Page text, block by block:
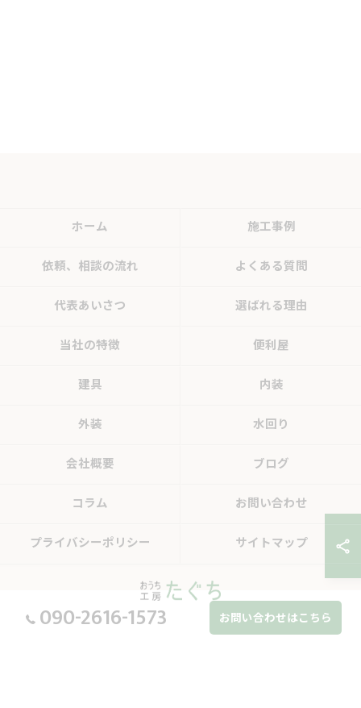
090-2616-1573 お問い合わせはこちら
ホーム 施工事例
依頼、相談の流れ よくある質問
代表あいさつ 選ばれる理由
当社の特徴 便利屋
建具 内装
外装 水回り
会社概要 ブログ
コラム お問い合わせ
プライバシーポリシー サイトマップ
© 2026 岐阜県中津川のリフォームならおうち工房たぐち ALL RIGHTS RESERVED.